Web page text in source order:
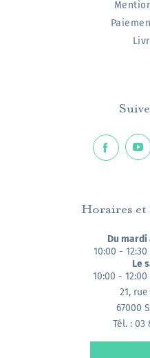
Horaires et
Du
10:00 -
Le
10:00 -
21,
67000
Tél. : 03